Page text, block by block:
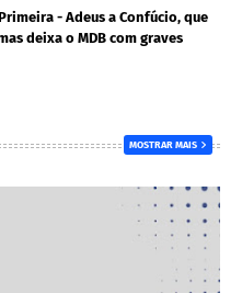
- Adeus a Confúcio, que
deixa o MDB com graves
MOSTRAR MAIS